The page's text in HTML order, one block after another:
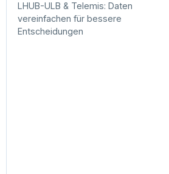
LHUB-ULB & Telemis: Daten
vereinfachen für bessere
Entscheidungen